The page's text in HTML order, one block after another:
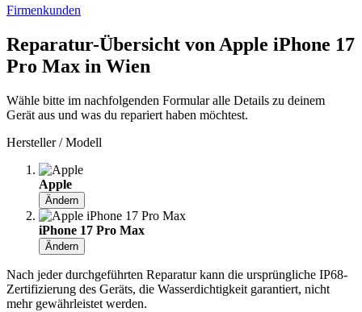
Firmenkunden
Reparatur-Übersicht von Apple iPhone 17
Pro Max in Wien
Wähle bitte im nachfolgenden Formular alle Details zu deinem
Gerät aus und was du repariert haben möchtest.
Hersteller / Modell
Apple
Ändern
iPhone 17 Pro Max
Ändern
Nach jeder durchgeführten Reparatur kann die ursprüngliche IP68-
Zertifizierung des Geräts, die Wasserdichtigkeit garantiert, nicht
mehr gewährleistet werden.